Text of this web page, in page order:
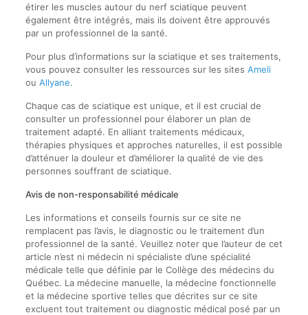
étirer les muscles autour du nerf sciatique peuvent
également être intégrés, mais ils doivent être approuvés
par un professionnel de la santé.
Pour plus d’informations sur la sciatique et ses traitements,
vous pouvez consulter les ressources sur les sites Ameli
ou Allyane.
Chaque cas de sciatique est unique, et il est crucial de
consulter un professionnel pour élaborer un plan de
traitement adapté. En alliant traitements médicaux,
thérapies physiques et approches naturelles, il est possible
d’atténuer la douleur et d’améliorer la qualité de vie des
personnes souffrant de sciatique.
Avis de non-responsabilité médicale
Les informations et conseils fournis sur ce site ne
remplacent pas l’avis, le diagnostic ou le traitement d’un
professionnel de la santé. Veuillez noter que l’auteur de cet
article n’est ni médecin ni spécialiste d’une spécialité
médicale telle que définie par le Collège des médecins du
Québec. La médecine manuelle, la médecine fonctionnelle
et la médecine sportive telles que décrites sur ce site
excluent tout traitement ou diagnostic médical posé par un